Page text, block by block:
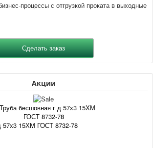
процессы с отгрузкой проката в выходные
Акции
57х3 15ХМ ГОСТ 8732-78